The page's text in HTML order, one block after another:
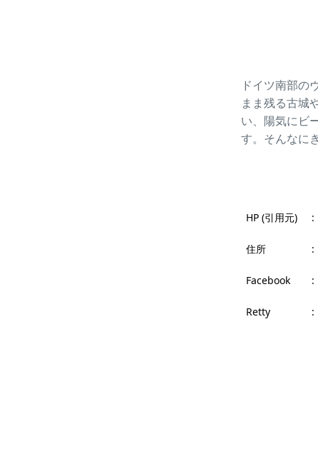
ドイツ南部の
まま残る古城
い、陽気にビ
す。そんなに
HP (引用元) :
住所 :
Facebook :
Retty :